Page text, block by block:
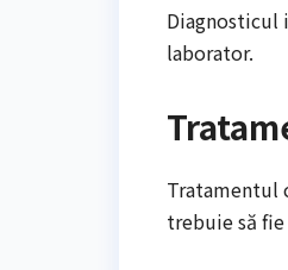
Diagnosticul
laborator.
Tratamentul
trebuie să